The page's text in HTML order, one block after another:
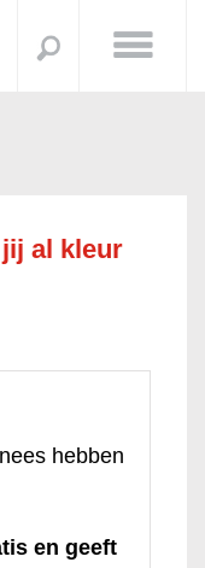
al kleur
hebben
en geeft